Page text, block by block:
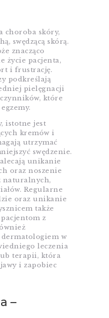
choroba skóry,
swędzącą skórą.
znacząco
życie pacjenta,
i frustrację.
podkreślają
pielęgnacji
które
istotne jest
kremów i
utrzymać
swędzenie.
unikanie
oraz noszenie
naturalnych,
Regularne
oraz unikanie
także
z
w
leczenia
terapii, która
i zapobiec
–